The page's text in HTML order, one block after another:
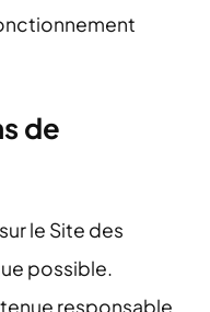
de
le Site des
possible.
responsable